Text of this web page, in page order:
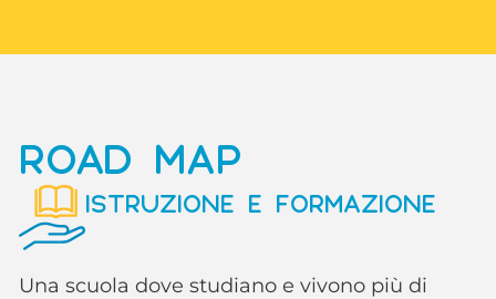
ROAD MAP
ISTRUZIONE E FORMAZIONE
Una scuola dove studiano e vivono più di